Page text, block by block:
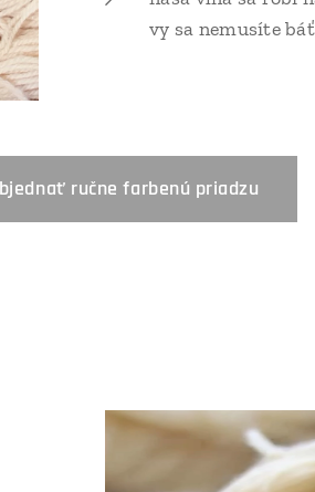
vy sa nemusíte
ručne farbenú priadzu